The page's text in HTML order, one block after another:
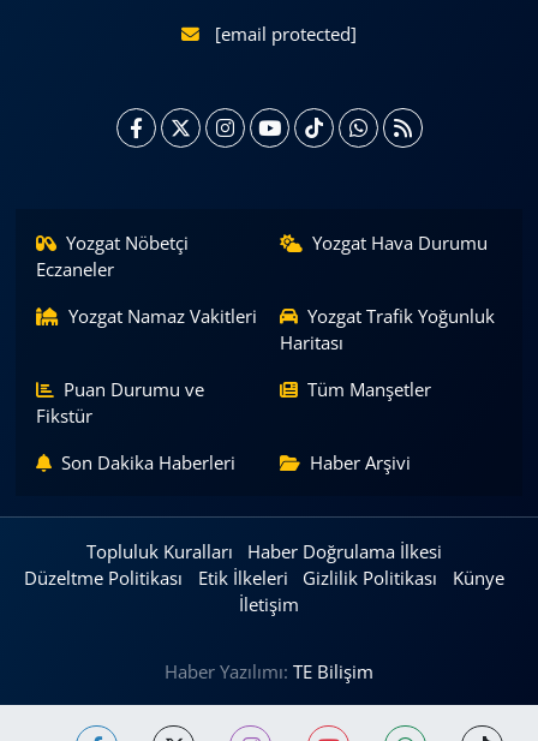
[email protected]
Yozgat Nöbetçi
Eczaneler
Yozgat Hava Durumu
Yozgat Namaz Vakitleri
Yozgat Trafik Yoğunluk
Haritası
Puan Durumu ve
Fikstür
Tüm Manşetler
Son Dakika Haberleri Haber Arşivi
Topluluk Kuralları
Haber Doğrulama İlkesi
Düzeltme Politikası
Etik İlkeleri Gizlilik Politikası
Künye
İletişim
Haber Yazılımı: TE Bilişim